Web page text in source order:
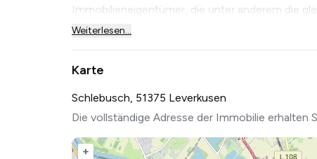
Immobilieneigentümer, die unter anderem die
Weiterlesen...
Karte
Schlebusch, 51375 Leverkusen
Die vollständige Adresse der Immobilie erhalten
+